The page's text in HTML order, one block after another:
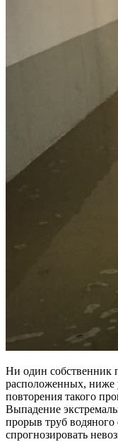
Ни один собственник
расположенных, ниже
повторения такого
Выпадение
прорыв труб
спрогнозировать